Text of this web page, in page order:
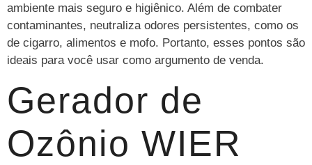
ambiente mais seguro e higiênico. Além de combater
contaminantes, neutraliza odores persistentes, como os
de cigarro, alimentos e mofo. Portanto, esses pontos são
ideais para você usar como argumento de venda.
Gerador de
Ozônio WIER